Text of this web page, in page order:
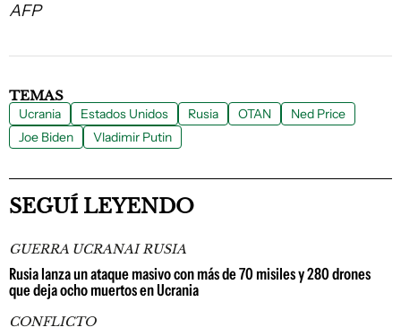
AFP
TEMAS
Ucrania Estados Unidos Rusia OTAN
Ned Price
Joe Biden
Vladimir Putin
SEGUÍ LEYENDO
GUERRA UCRANAI RUSIA
Rusia lanza un ataque masivo con más de 70 misiles y 280 drones
que deja ocho muertos en Ucrania
CONFLICTO